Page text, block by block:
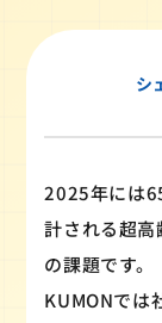
シ
2025年には
計される超
の課題です。
KUMONでは